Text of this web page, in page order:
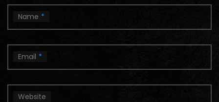
Name *
Email *
Website